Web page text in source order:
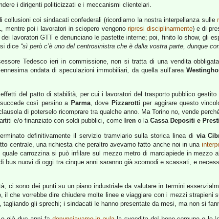
i dirigenti politicizzati e i meccanismi clientelari.
collusioni coi sindacati confederali (ricordiamo la nostra interpellanza sulle
, mentre poi i lavoratori in sciopero vengono ripresi disciplinarmente) e di
lavoratori GTT e denunciano le pastette interne; poi, finito lo show, gli
dice “sì però c’è uno del centrosinistra che è dalla vostra parte, dunque
Tedesco ieri in commissione, non si tratta di una vendita
ondata di speculazioni immobiliari, da quella sull’area
del patto di stabilità, per cui i lavoratori del trasporto pubblico
così persino a Parma, dove Pizzarotti per aggirare questo
di poterselo ricomprare tra qualche anno. Ma Torino no, vende
e/o finanziato con soldi pubblici, come Iren o la Cassa Depositi e
definitivamente il servizio tramviario sulla storica linea di via
centrale, una richiesta che peraltro avevamo fatto anche noi in una
carrozzina si può infilare sul mezzo metro di marciapiede in mezzo
bus nuovi di oggi tra cinque anni saranno già scomodi e scassati, e
ci sono dei punti su un piano industriale da valutare in termini
che vorrebbe dire chiudere molte linee e viaggiare con i mezzi strapieni
gli sprechi; i sindacati le hanno presentate da mesi, ma non si